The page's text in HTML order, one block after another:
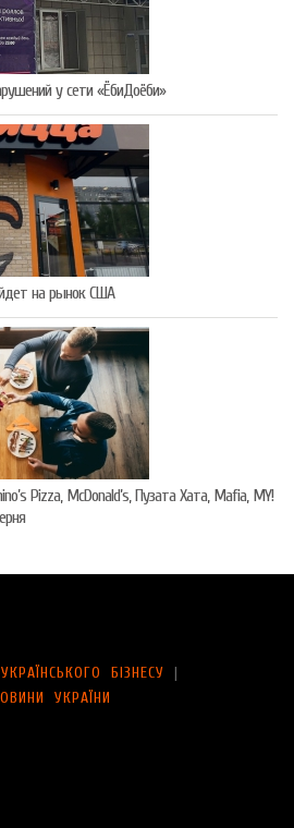
у сети «ЁбиДоёби»
на рынок США
Pizza, McDonald’s, Пузата Хата, Mafia, MY!
БІЗНЕСУ |
УКРАЇНИ